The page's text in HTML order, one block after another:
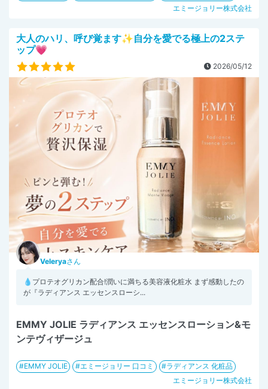
エミージョリー株式会社
大人のハリ、呼び覚ます✨自分を愛でる極上の2ステ
ップ💗
2026/05/12
Veleryaさん
💧プロテオグリカン配合!潤いに満ちる美容液化粧水 まず感動したの
が『ラディアンス エッセンスローシ...
EMMY JOLIE ラディアンス エッセンスローション&モ
ンテヴィザージュ
EMMY JOLIE エミージョリー 口コミ
ラディアンス 化粧品
エミージョリー株式会社